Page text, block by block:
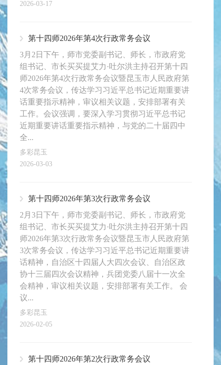
2026-03-17
第十四师2026年第4次行政常务会议
3月2日下午，师市党委副书记、师长，市政府党
组书记、市长买买提艾力·吐尔洪主持召开第十四
师2026年第4次行政常务会议暨昆玉市人民政府第
4次常务会议，传达学习习近平总书记近期重要讲
话重要指示精神，审议相关议题，安排部署有关
工作。会议强调，要深入学习贯彻习近平总书记
近期重要讲话重要指示精神，与党的二十届四中
全...
多彩昆玉
2026-03-03
第十四师2026年第3次行政常务会议
2月3日下午，师市党委副书记、师长，市政府党
组书记、市长买买提艾力·吐尔洪主持召开第十四
师2026年第3次行政常务会议暨昆玉市人民政府第
3次常务会议，传达学习习近平总书记近期重要讲
话精神，自治区十四届人大四次会议、自治区政
协十三届四次会议精神，兵团党委八届十一次全
会精神，审议相关议题，安排部署有关工作。 会
议...
多彩昆玉
2026-02-05
第十四师2026年第2次行政常务会议